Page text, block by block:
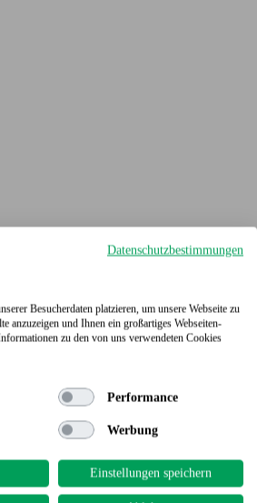
Datenschutzbestimmungen
Besucherdaten platzieren, um unsere Webseite zu
anzuzeigen und Ihnen ein großartiges Webseiten-
zu den von uns verwendeten Cookies
Performance
Werbung
Einstellungen speichern